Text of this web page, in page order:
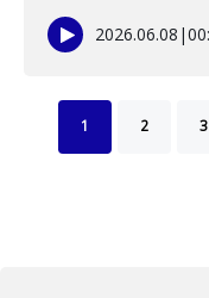
2026.06.08 |
1 2 3